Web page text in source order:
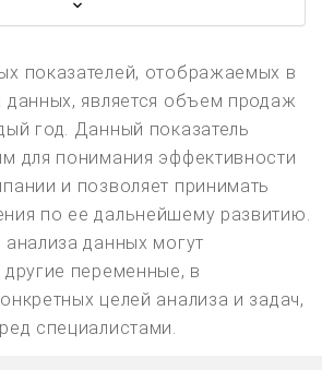
показателей, отображаемых в
данных, является объем продаж
год. Данный показатель
для понимания эффективности
и позволяет принимать
по ее дальнейшему развитию.
данных могут
другие переменные, в
целей анализа и задач,
специалистами.